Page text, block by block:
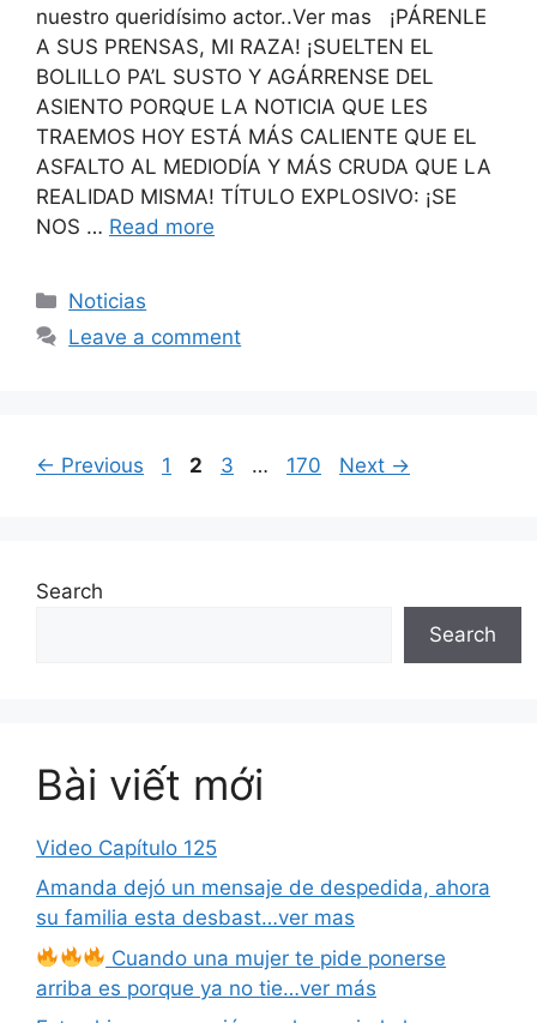
nuestro queridísimo actor..Ver mas ¡PÁRENLE
A SUS PRENSAS, MI RAZA! ¡SUELTEN EL
BOLILLO PA’L SUSTO Y AGÁRRENSE DEL
ASIENTO PORQUE LA NOTICIA QUE LES
TRAEMOS HOY ESTÁ MÁS CALIENTE QUE EL
ASFALTO AL MEDIODÍA Y MÁS CRUDA QUE LA
REALIDAD MISMA! TÍTULO EXPLOSIVO: ¡SE
NOS … Read more
Categories
Noticias
Leave a comment
← Previous Page
1 Page
2 Page
3 … Page
170 Next →
Search
Search
Bài viết mới
Video Capítulo 125
Amanda dejó un mensaje de despedida, ahora
su familia esta desbast…ver mas
Cuando una mujer te pide ponerse
arriba es porque ya no tie…ver más